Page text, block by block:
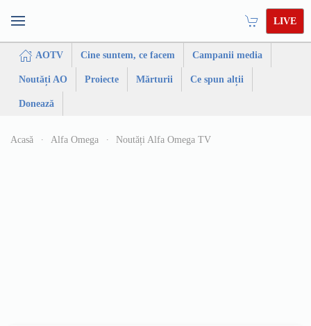
LIVE
AOTV Cine suntem, ce facem Campanii media
Noutăți AO Proiecte Mărturii Ce spun alții
Donează
Acasă Alfa Omega Noutăți Alfa Omega TV